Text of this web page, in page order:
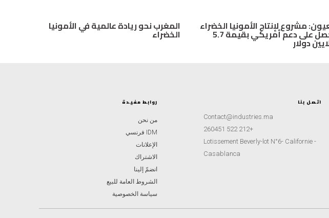
مشروع لإنتاج الأمونيا الخضراء
يحصل على دعم أمريكي بقيمة 5.7
دولار
المغرب نحو ريادة عالمية في الأمونيا
الخضراء
روابط مفيدة
من نحن
IDM فرنسي
الإعلانات
الاشتراك
انضمّ إلينا
الشروط العامة للبيع
سياسة الخصوصية
اتصل بنا
Contact@industries.ma
+212 522 260451
Lotissement Beverly-lot N°6- Californie -
Casablanca